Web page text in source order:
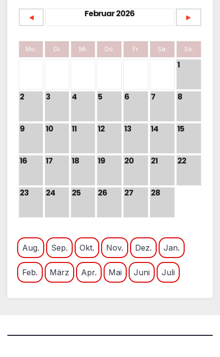
◄ Februar 2026 ►
Mo. Di. Mi. Do. Fr. Sa. So.
1
2 3 4 5 6 7 8
9 10 11 12 13 14 15
16 17 18 19 20 21 22
23 24 25 26 27 28
Aug. Sep. Okt. Nov. Dez. Jan.
Feb. März Apr. Mai Juni Juli